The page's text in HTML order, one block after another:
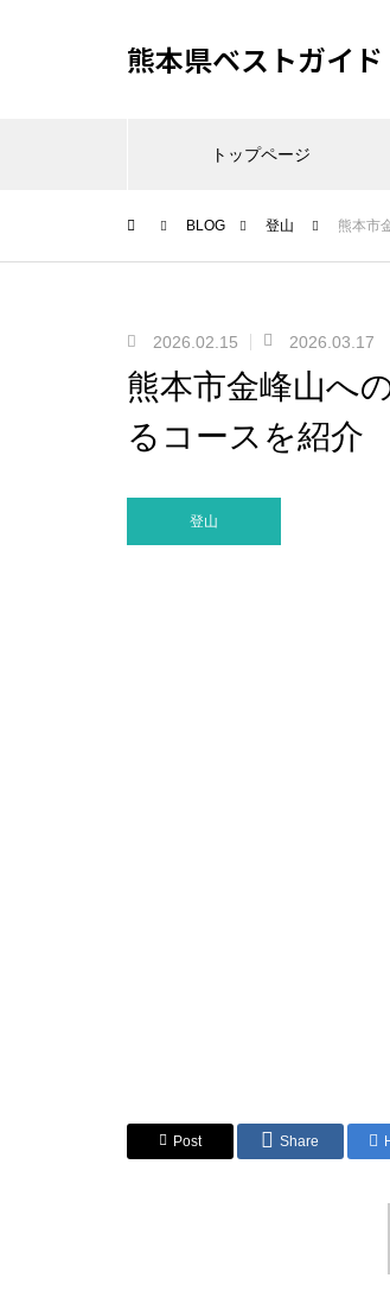
熊本県ベストガイド
トップページ
BLOG 登山 熊本市
2026.02.15 2026.03.17
熊本市金峰山へ
るコースを紹介
登山
Post Share